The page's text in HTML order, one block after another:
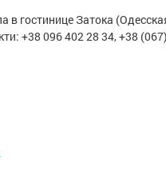
в гостинице Затока
+38 096 402 28 34, +38